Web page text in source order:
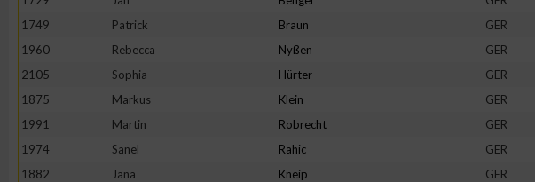
1749
Patrick Braun GER
1960
Rebecca Nyßen GER
2105
Sophia Hürter GER
1875
Markus Klein GER
1991
Martin Robrecht GER
1974
Sanel Rahic GER
1882
Jana Kneip GER
Nicht-IAB-Verarbeitungszwecke:
Performance